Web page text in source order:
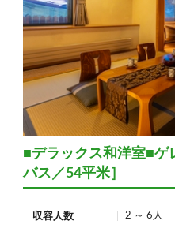
■デラックス和洋室■ゲ
バス／54平米］
収容人数 2 ～ 6人